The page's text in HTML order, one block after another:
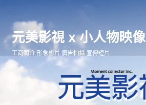
元美影視 x 小人物映像
工商簡介 形象影片 廣告拍攝 宣傳短片